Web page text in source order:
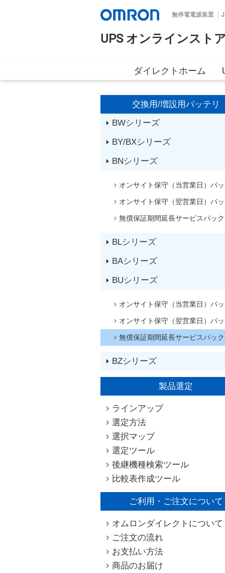
無停電電源装置
UPS オンラインスト
ダイレクトホーム
交換用/増設用バッテリ
BWシリーズ
BY/BXシリーズ
BNシリーズ
オンサイト保守（当営業日）パ
オンサイト保守（翌営業日）パ
無償保証期間延長サービスパック
BLシリーズ
BAシリーズ
BUシリーズ
オンサイト保守（当営業日）パ
オンサイト保守（翌営業日）パ
無償保証期間延長サービスパック
BZシリーズ
製品選定
ラインアップ
選定方法
選択マップ
選定ツール
後継機種検索ツール
比較表作成ツール
ご利用・ご注文について
オムロンダイレクトについて
ご注文の流れ
お支払い方法
商品のお届け